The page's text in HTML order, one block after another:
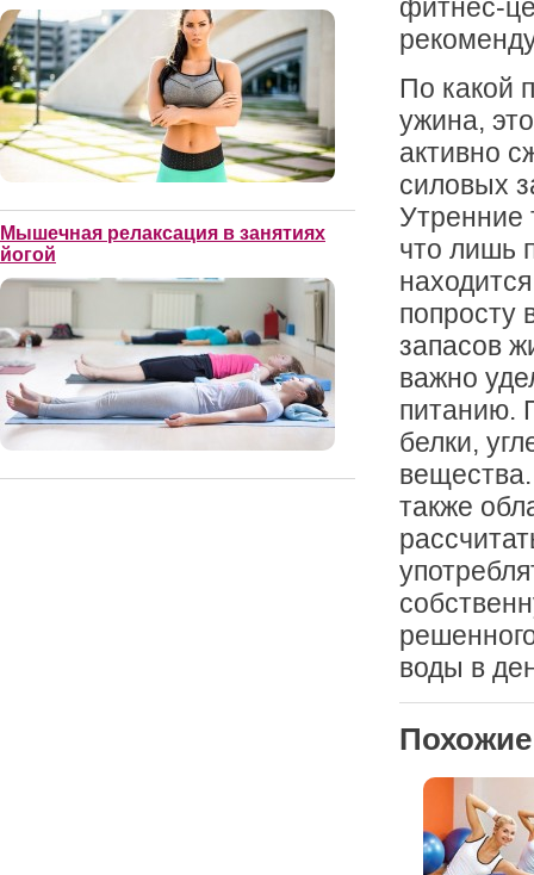
Мышечная релаксация в занятиях
йогой
фитнес-
По какой
ужина,
активно
силовых
Утренние
что лишь
попросту
запасов
важно
питанию.
белки,
также
воды в